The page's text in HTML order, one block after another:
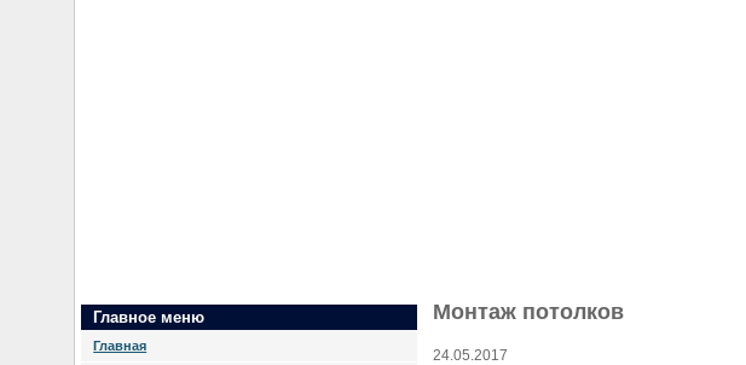
Главное меню
Главная
Монтаж потолков
24.05.2017